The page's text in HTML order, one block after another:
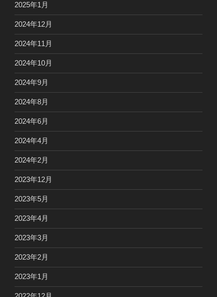
2025年1月
2024年12月
2024年11月
2024年10月
2024年9月
2024年8月
2024年6月
2024年4月
2024年2月
2023年12月
2023年5月
2023年4月
2023年3月
2023年2月
2023年1月